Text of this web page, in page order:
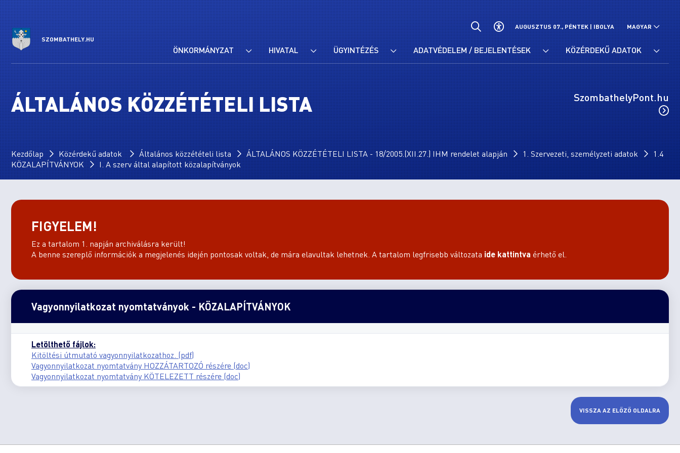
SZOMBATHELY.HU
AUGUSZTUS 07., PÉNTEK |IBOLYA MAGYAR
ÖNKORMÁNYZAT HIVATAL ÜGYINTÉZÉS ADATVÉDELEM / BEJELENTÉSEK KÖZÉRDEKŰ ADATOK
ÁLTALÁNOS KÖZZÉTÉTELI LISTA SzombathelyPont.hu
Kezdőlap Közérdekű adatok Általános közzétételi lista ÁLTALÁNOS KÖZZÉTÉTELI LISTA - 18/2005.(XII.27.) IHM rendelet alapján 1. Szervezeti, személyzeti adatok
1.4
KÖZALAPÍTVÁNYOK
I. A szerv által alapított közalapítványok
FIGYELEM!
Ez a tartalom 1. napján archiválásra került!
A benne szereplő információk a megjelenés idején pontosak voltak, de mára elavultak lehetnek. A tartalom legfrisebb változata ide kattintva érhető el.
Vagyonnyilatkozat nyomtatványok - KÖZALAPÍTVÁNYOK
Letölthető fájlok:
Kitöltési útmutató vagyonnyilatkozathoz. (pdf)
Vagyonnyilatkozat nyomtatvány HOZZÁTARTOZÓ részére (doc)
Vagyonnyilatkozat nyomtatvány KÖTELEZETT részére (doc)
VISSZA AZ ELŐZŐ OLDALRA